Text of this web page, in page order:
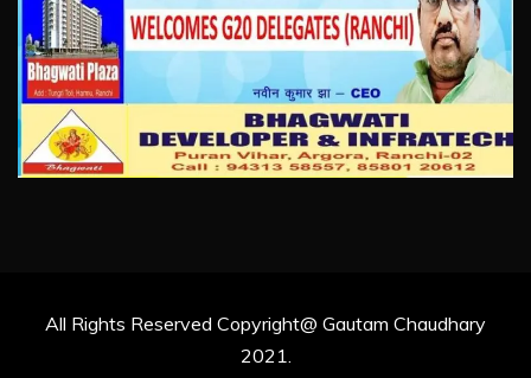
All Rights Reserved Copyright@ Gautam Chaudhary
2021.